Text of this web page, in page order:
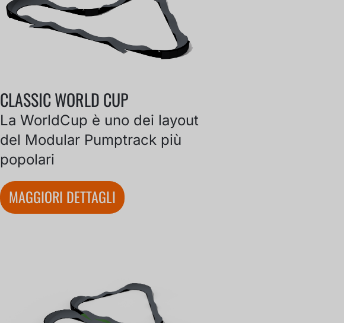
CLASSIC WORLD CUP
La WorldCup è uno dei layout
del Modular Pumptrack più
popolari
MAGGIORI DETTAGLI